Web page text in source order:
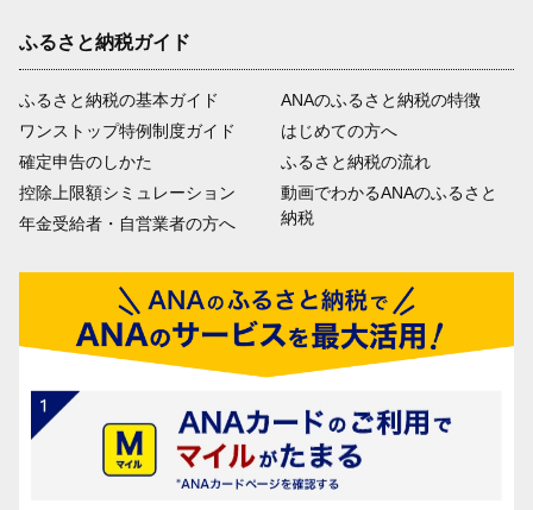
ふるさと納税ガイド
ふるさと納税の基本ガイド
ワンストップ特例制度ガイド
確定申告のしかた
控除上限額シミュレーション
年金受給者・自営業者の方へ
ANAのふるさと納税の特徴
はじめての方へ
ふるさと納税の流れ
動画でわかるANAのふるさと
納税